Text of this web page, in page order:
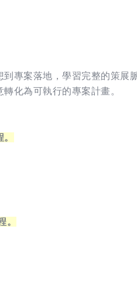
專案落地，學習完整的策展
化為可執行的專案計畫。
。